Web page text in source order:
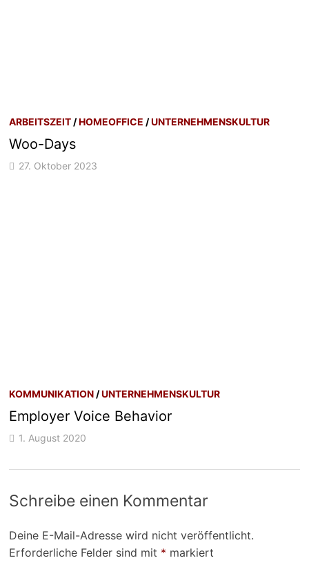
ARBEITSZEIT /HOMEOFFICE /UNTERNEHMENSKULTUR
Woo-Days
27. Oktober 2023
KOMMUNIKATION /UNTERNEHMENSKULTUR
Employer Voice Behavior
1. August 2020
Schreibe einen Kommentar
Deine E-Mail-Adresse wird nicht veröffentlicht.
Erforderliche Felder sind mit * markiert